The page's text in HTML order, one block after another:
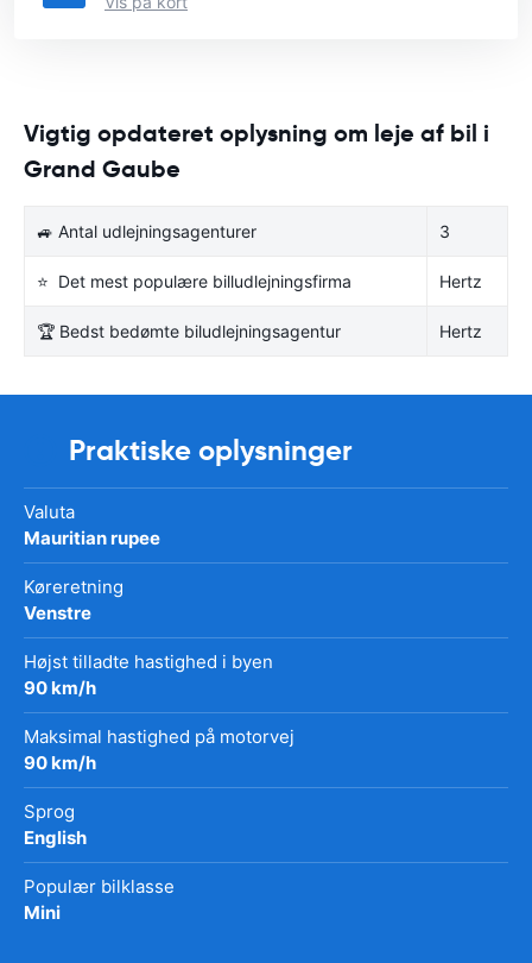
Vigtig opdateret oplysning om leje af bil i
Grand Gaube
🚙 Antal udlejningsagenturer 3
⭐ Det mest populære billudlejningsfirma Hertz
🏆 Bedst bedømte biludlejningsagentur Hertz
Praktiske oplysninger
Valuta
Mauritian rupee
Køreretning
Venstre
Højst tilladte hastighed i byen
90 km/h
Maksimal hastighed på motorvej
90 km/h
Sprog
English
Populær bilklasse
Mini